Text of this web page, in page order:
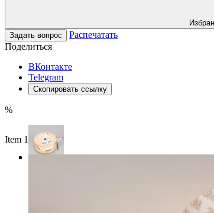
Задать вопрос
Распечатать
Поделиться
ВКонтакте
Telegram
Скопировать ссылку
%
Item 1 of 3